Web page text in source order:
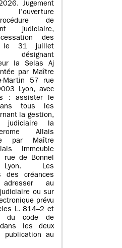
Jugement
l’ouverture
de
judiciaire,
des
le 31 juillet
la Selas Aj
par Maître
Martin 57 rue
Lyon, avec
: assister le
tous les
la gestion,
judiciaire la
Allais
par Maître
immeuble
rue de Bonnel
Les
des créances
au
ou sur
prévu
L. 814–2 et
du code de
les deux
au